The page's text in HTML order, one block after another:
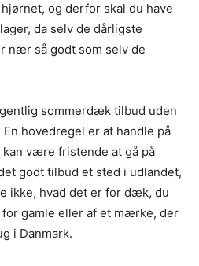
og derfor skal du have
da selv de dårligste
nær så godt som selv de
sommerdæk tilbud uden
hovedregel er at handle på
være fristende at gå på
godt tilbud et sted i udlandet,
ikke, hvad det er for dæk, du
gamle eller af et mærke, der
i Danmark.